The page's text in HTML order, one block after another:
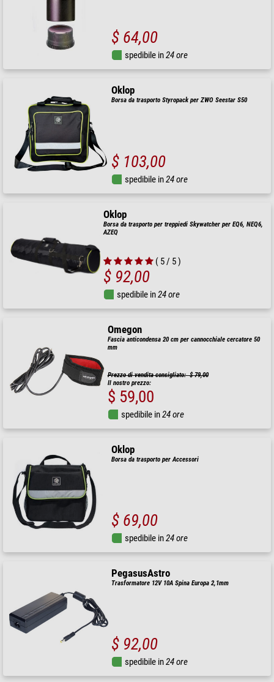
$ 64,00
spedibile in24 ore
Oklop
Borsa da trasporto Styropack per ZWO Seestar S50
$ 103,00
spedibile in24 ore
Oklop
Borsa da trasporto per treppiedi Skywatcher per EQ6, NEQ6,
AZEQ
( 5 / 5 )
$ 92,00
spedibile in24 ore
Omegon
Fascia anticondensa 20 cm per cannocchiale cercatore 50
mm
Prezzo di vendita consigliato: $ 79,00
Il nostro prezzo:
$ 59,00
spedibile in24 ore
Oklop
Borsa da trasporto per Accessori
$ 69,00
spedibile in24 ore
PegasusAstro
Trasformatore 12V 10A Spina Europa 2,1mm
$ 92,00
spedibile in24 ore